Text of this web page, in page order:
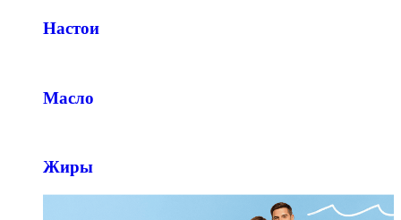
Настои
Масло
Жиры